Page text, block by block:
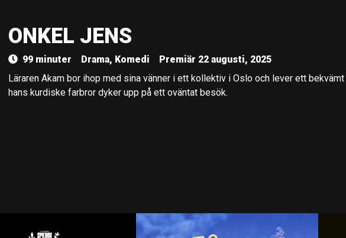
ONKEL JENS
99 minuter Drama, Komedi
Premiär 22 augusti, 2025
Läraren Akam bor ihop med sina vänner i ett kollektiv i Oslo och lever ett
hans kurdiske farbror dyker upp på ett oväntat besök.